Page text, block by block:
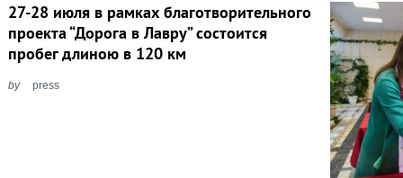
27-28 июля в рамках благотворительного
проекта “Дорога в Лавру” состоится
пробег длиною в 120 км
by press